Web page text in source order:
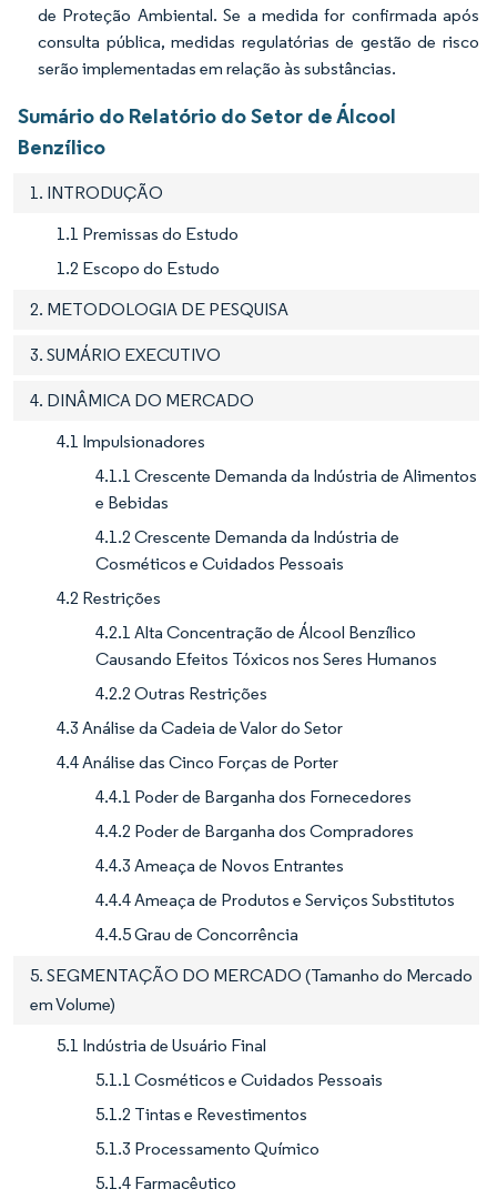
de Proteção Ambiental. Se a medida for confirmada após
consulta pública, medidas regulatórias de gestão de risco
serão implementadas em relação às substâncias.
Sumário do Relatório do Setor de Álcool
Benzílico
1. INTRODUÇÃO
1.1 Premissas do Estudo
1.2 Escopo do Estudo
2. METODOLOGIA DE PESQUISA
3. SUMÁRIO EXECUTIVO
4. DINÂMICA DO MERCADO
4.1 Impulsionadores
4.1.1 Crescente Demanda da Indústria de Alimentos
e Bebidas
4.1.2 Crescente Demanda da Indústria de
Cosméticos e Cuidados Pessoais
4.2 Restrições
4.2.1 Alta Concentração de Álcool Benzílico
Causando Efeitos Tóxicos nos Seres Humanos
4.2.2 Outras Restrições
4.3 Análise da Cadeia de Valor do Setor
4.4 Análise das Cinco Forças de Porter
4.4.1 Poder de Barganha dos Fornecedores
4.4.2 Poder de Barganha dos Compradores
4.4.3 Ameaça de Novos Entrantes
4.4.4 Ameaça de Produtos e Serviços Substitutos
4.4.5 Grau de Concorrência
5. SEGMENTAÇÃO DO MERCADO (Tamanho do Mercado
em Volume)
5.1 Indústria de Usuário Final
5.1.1 Cosméticos e Cuidados Pessoais
5.1.2 Tintas e Revestimentos
5.1.3 Processamento Químico
5.1.4 Farmacêutico